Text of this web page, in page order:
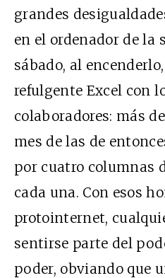
grandes
en el ordenador de la
sábado, al
refulgente Excel con
colaboradores: más
mes de las de
por cuatro columnas
cada una. Con esos
protointernet,
sentirse parte del
poder, obviando que